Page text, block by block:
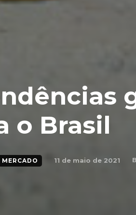
o Brasil
MERCADO 11 de maio de 2021